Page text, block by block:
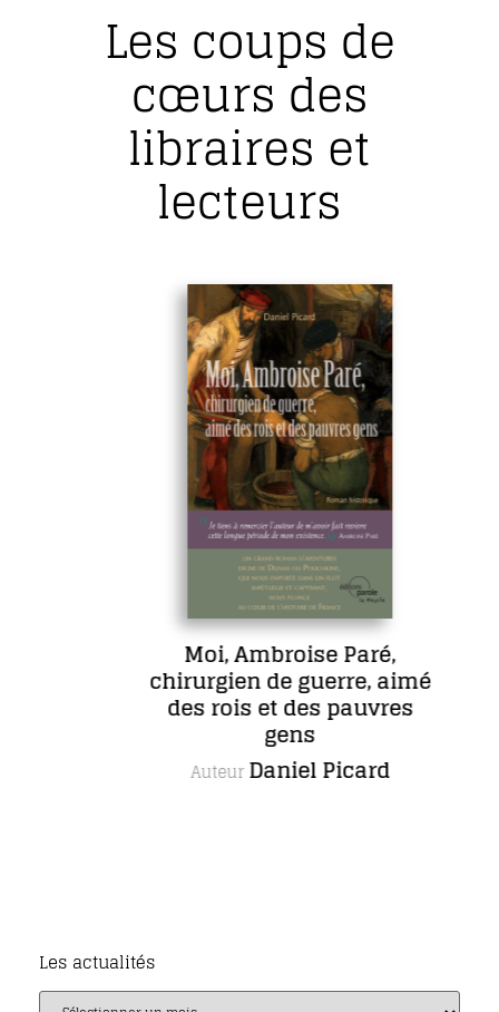
Les coups de
cœurs des
libraires et
lecteurs
Moi, Ambroise Paré,
chirurgien de guerre, aimé
des rois et des pauvres
gens
AuteurDaniel Picard
Les actualités